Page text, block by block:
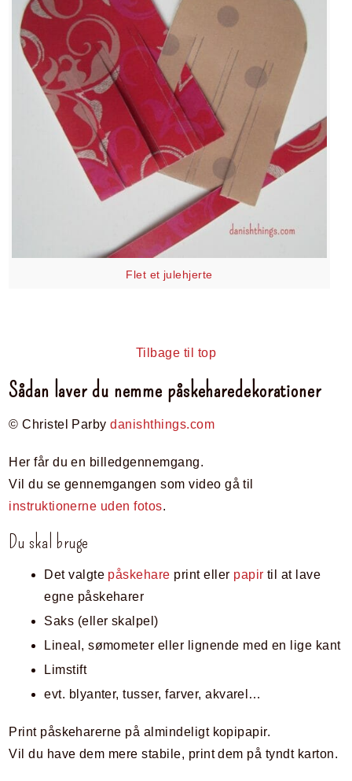
Flet et julehjerte
Tilbage til top
Sådan laver du nemme påskeharedekorationer
© Christel Parbydanishthings.com
Her får du en billedgennemgang.
Vil du se gennemgangen som video gå til
instruktionerne uden fotos.
Du skal bruge
Det valgte påskehare print eller papir til at lave
egne påskeharer
Saks (eller skalpel)
Lineal, sømometer eller lignende med en lige kant
Limstift
evt. blyanter, tusser, farver, akvarel…
Print påskeharerne på almindeligt kopipapir.
Vil du have dem mere stabile, print dem på tyndt karton.